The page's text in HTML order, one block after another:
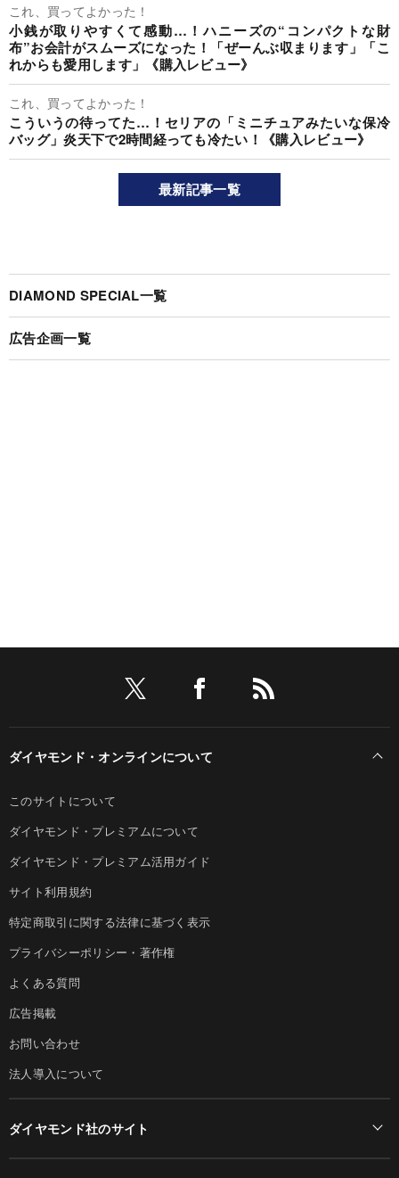
これ、買ってよかった！
小銭が取りやすくて感動…！ハニーズの“コンパクトな財
布”お会計がスムーズになった！「ぜーんぶ収まります」「こ
れからも愛用します」《購入レビュー》
これ、買ってよかった！
こういうの待ってた…！セリアの「ミニチュアみたいな保冷
バッグ」炎天下で2時間経っても冷たい！《購入レビュー》
最新記事一覧
DIAMOND SPECIAL一覧
広告企画一覧
ダイヤモンド・オンラインについて
このサイトについて
ダイヤモンド・プレミアムについて
ダイヤモンド・プレミアム活用ガイド
サイト利用規約
特定商取引に関する法律に基づく表示
プライバシーポリシー・著作権
よくある質問
広告掲載
お問い合わせ
法人導入について
ダイヤモンド社のサイト